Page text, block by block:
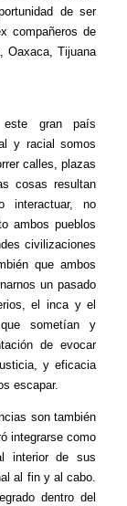
de ser
compañeros de
Oaxaca, Tijuana
gran país
y racial somos
calles, plazas
cosas resultan
interactuar, no
ambos pueblos
civilizaciones
que ambos
un pasado
el inca y el
sometían y
de evocar
y eficacia
escapar.
son también
integrarse como
interior de sus
al fin y al cabo.
dentro del